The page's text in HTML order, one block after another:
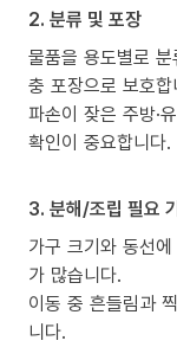
2. 분류 및 포장
물품을 용도별로
충 포장으로 보호합
파손이 잦은 주방·
확인이 중요합니다.
3. 분해/조립 필요
가구 크기와 동선
가 많습니다.
이동 중 흔들림과
니다.